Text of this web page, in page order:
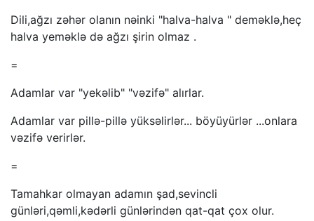
Dili,ağzı zəhər olanın nəinki "halva-halva " deməklə,heç
halva yeməklə də ağzı şirin olmaz .
=
Adamlar var "yekəlib" "vəzifə" alırlar.
Adamlar var pillə-pillə yüksəlirlər... böyüyürlər ...onlara
vəzifə verirlər.
=
Tamahkar olmayan adamın şad,sevincli
günləri,qəmli,kədərli günlərindən qat-qat çox olur.